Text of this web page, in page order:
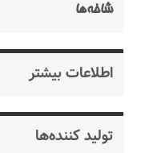
شاخه‌ها
اطلاعات بیشتر
تولید کننده‌ها